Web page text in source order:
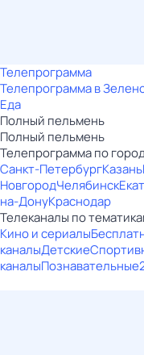
Телепрограмма
Телепрограмма в
Еда
Полный пельмень
Полный пельмень
Телепрограмма по
Санкт-ПетербургКазань
НовгородЧелябинск
на-ДонуКраснодар
Телеканалы по
Кино и сериалы
каналыДетские
каналыПознавательные